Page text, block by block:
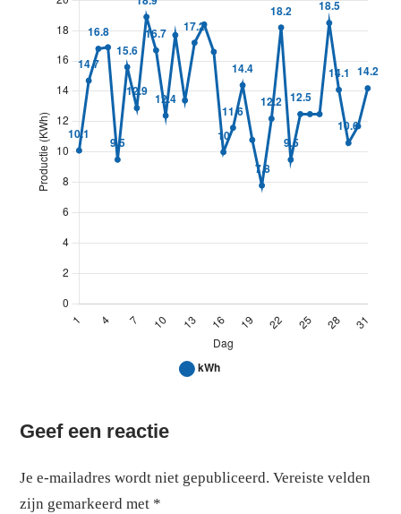
1
2
kWh 10.1 14.7 16.8 16.9 9.5 15.6
Geef een reactie
Je e-mailadres wordt niet gepubliceerd. Vereiste velden
zijn gemarkeerd met *